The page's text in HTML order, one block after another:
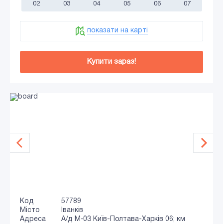
02 03 04 05 06 07
показати на карті
Купити зараз!
Код
57789
Місто
Іванків
Адреса
А/д М-03 Київ-Полтава-Харків 06; км